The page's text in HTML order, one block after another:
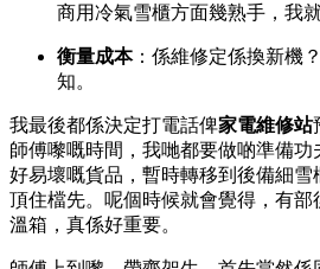
商用冷氣雪櫃方面幾熟手，我
衡量成本：係維修定係換新機
知。
我最後都係決定打電話俾家電維修站
師傅嚟嘅時間，我哋都要做啲準備
好易壞嘅貨品，暫時轉移到後備細
頂住檔先。呢個時候就會覺得，有
溫箱，真係好重要。